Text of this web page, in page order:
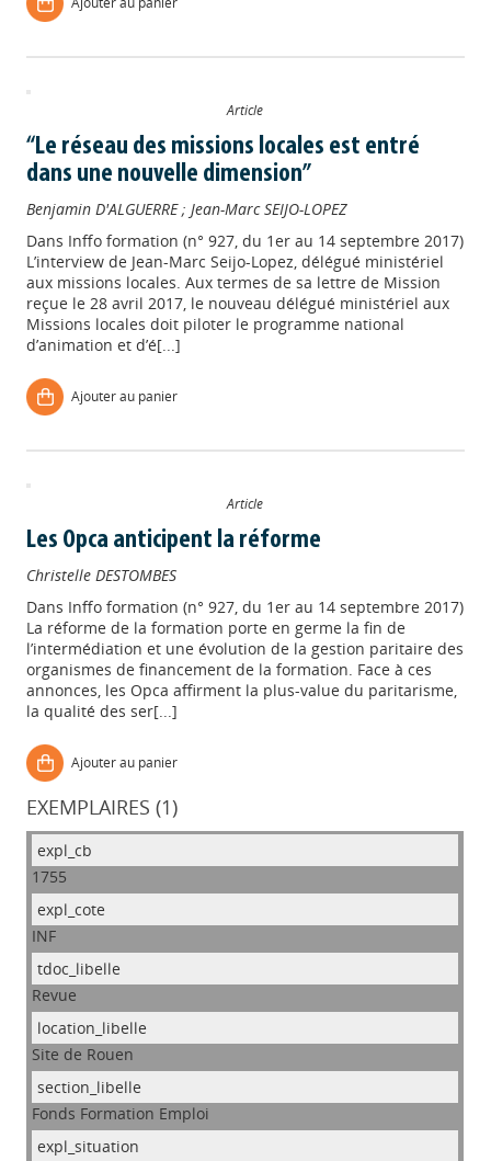
Article
“Le réseau des missions locales est entré
dans une nouvelle dimension”
Benjamin D'ALGUERRE;Jean-Marc SEIJO-LOPEZ
Dans Inffo formation (n° 927, du 1er au 14 septembre 2017)
L’interview de Jean-Marc Seijo-Lopez, délégué ministériel
aux missions locales. Aux termes de sa lettre de Mission
reçue le 28 avril 2017, le nouveau délégué ministériel aux
Missions locales doit piloter le programme national
d’animation et d’é[...]
Ajouter au panier
Article
Les Opca anticipent la réforme
Christelle DESTOMBES
Dans Inffo formation (n° 927, du 1er au 14 septembre 2017)
La réforme de la formation porte en germe la fin de
l’intermédiation et une évolution de la gestion paritaire des
organismes de financement de la formation. Face à ces
annonces, les Opca affirment la plus-value du paritarisme,
la qualité des ser[...]
Ajouter au panier
EXEMPLAIRES (1)
1755
INF
Revue
Site de Rouen
Fonds Formation Emploi
Appels à projets
Déposer une actu !